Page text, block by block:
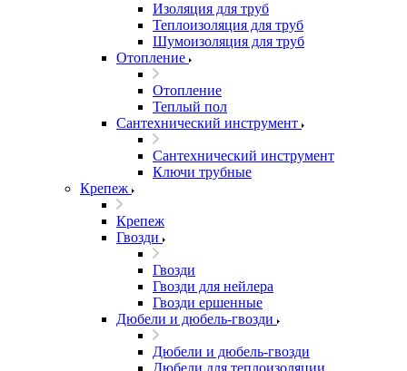
Изоляция для труб
Теплоизоляция для труб
Шумоизоляция для труб
Отопление
Отопление
Теплый пол
Сантехнический инструмент
Сантехнический инструмент
Ключи трубные
Крепеж
Крепеж
Гвозди
Гвозди
Гвозди для нейлера
Гвозди ершенные
Дюбели и дюбель-гвозди
Дюбели и дюбель-гвозди
Дюбели для теплоизоляции